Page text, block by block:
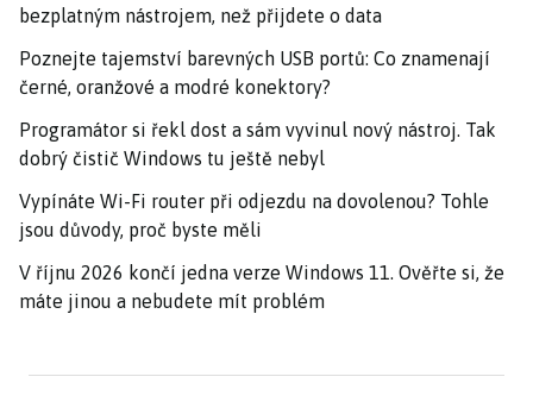
bezplatným nástrojem, než přijdete o data
Poznejte tajemství barevných USB portů: Co znamenají
černé, oranžové a modré konektory?
Programátor si řekl dost a sám vyvinul nový nástroj. Tak
dobrý čistič Windows tu ještě nebyl
Vypínáte Wi-Fi router při odjezdu na dovolenou? Tohle
jsou důvody, proč byste měli
V říjnu 2026 končí jedna verze Windows 11. Ověřte si, že
máte jinou a nebudete mít problém